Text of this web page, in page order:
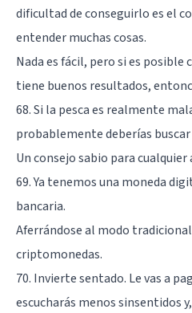
dificultad de conseguirlo es el
entender muchas cosas.
Nada es fácil, pero si es
tiene buenos resultados,
68. Si la pesca es realmente
probablemente deberías
Un consejo sabio para cualquier
69. Ya tenemos una moneda
bancaria.
Aferrándose al modo
criptomonedas.
70. Invierte sentado. Le vas a
escucharás menos sinsentidos